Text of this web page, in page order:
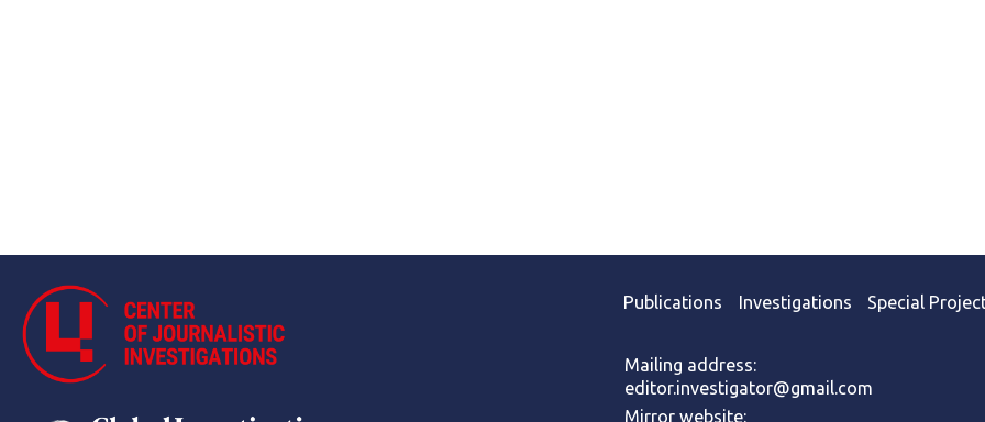
Publications Investigations Special
Mailing address:
editor.investigator@gmail.com
Mirror website: